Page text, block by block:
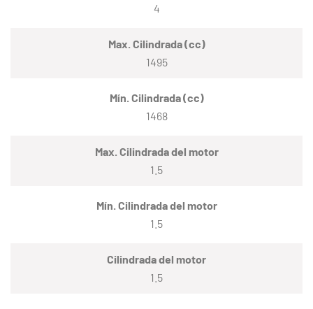
4
Max. Cilindrada (cc)
1495
Mín. Cilindrada (cc)
1468
Max. Cilindrada del motor
1.5
Mín. Cilindrada del motor
1.5
Cilindrada del motor
1.5